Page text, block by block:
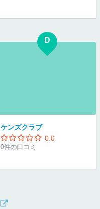
D
ケンズクラブ
0.0
0件の口コミ